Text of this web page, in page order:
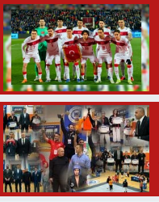
Oryantiring
Özel Sporcular
Paralimpik
Ragbi
Satranç